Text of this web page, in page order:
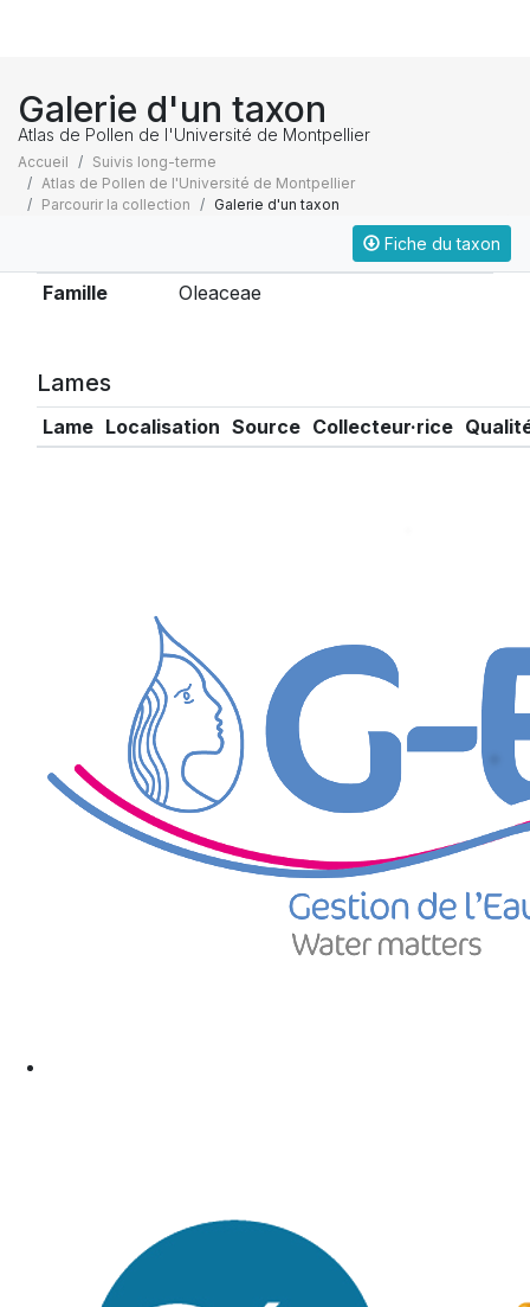
Galerie d'un taxon
Atlas de Pollen de l'Université de Montpellier
Accueil
Suivis long-terme
Atlas de Pollen de l'Université de Montpellier
Parcourir la collection
Galerie d'un taxon
Fiche du taxon
Famille Oleaceae
Lames
Lame Localisation Source Collecteur·rice